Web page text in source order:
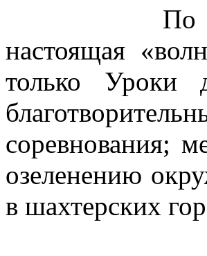
По всей
настоящая
только Уроки
соревнования;
озеленению
в шахтерских